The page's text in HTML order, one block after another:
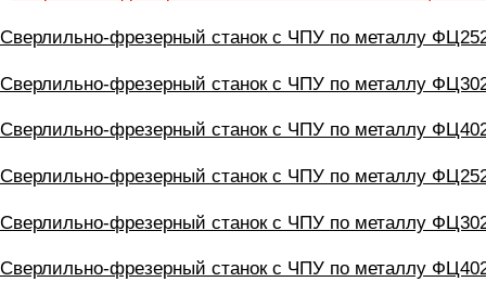
Сверлильно-фрезерный станок с ЧПУ по металлу
Сверлильно-фрезерный станок с ЧПУ по металлу
Сверлильно-фрезерный станок с ЧПУ по металлу
Сверлильно-фрезерный станок с ЧПУ по металлу
Сверлильно-фрезерный станок с ЧПУ по металлу
Сверлильно-фрезерный станок с ЧПУ по металлу